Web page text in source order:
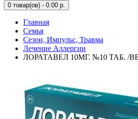
0 товар(ов) - 0.00 р.
Главная
Семья
Сезон, Импульс, Травма
Лечение Аллергии
ЛОРАТАВЕЛ 10МГ. №10 ТАБ. /